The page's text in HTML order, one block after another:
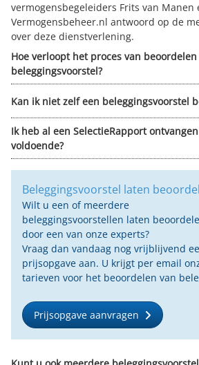
vermogensbegeleiders Frits van Manen
Vermogensbeheer.nl antwoord op de
over deze dienstverlening.
Hoe verloopt het proces van beoordelen
beleggingsvoorstel?
Kan ik niet zelf een beleggingsvoorstel
Ik heb al een SelectieRapport
voldoende?
Beleggingsvoorstel laten
Wilt u een of meerdere
beleggingsvoorstellen laten
door een van onze experts?
Vraag dan vandaag nog vrijblijvend
prijsopgave aan. U krijgt per email
tarieven voor het beoordelen van
Prijsopgave aanvragen